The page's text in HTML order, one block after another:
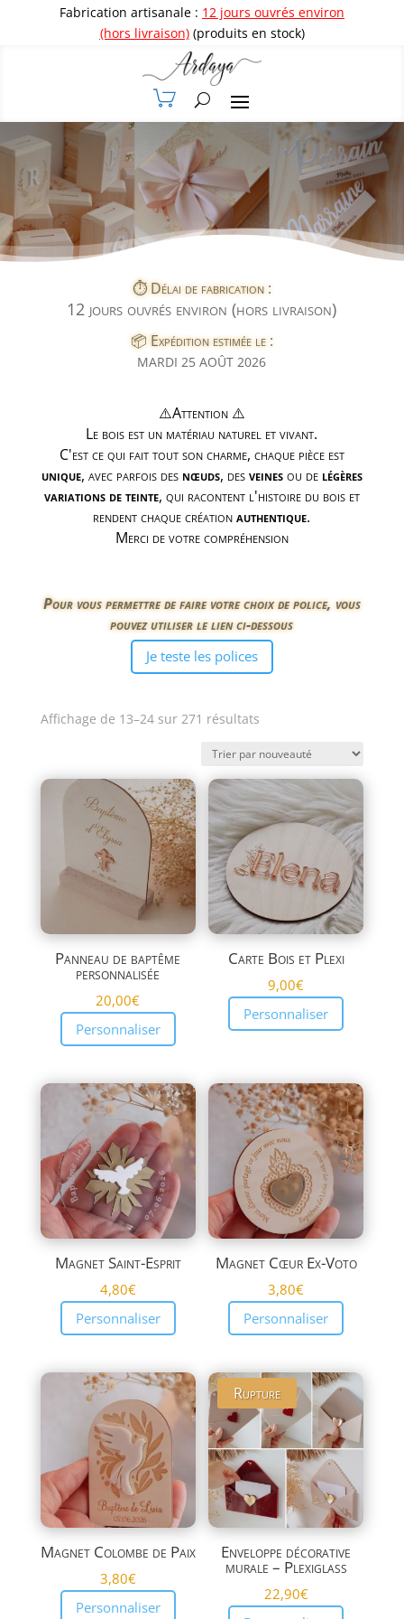
Fabrication artisanale : 12 jours ouvrés environ
(hors livraison)(produits en stock)
⏱️ Délai de fabrication :
12 jours ouvrés environ (hors livraison)
📦 Expédition estimée le :
MARDI 25 AOÛT 2026
⚠️Attention ⚠️
Le bois est un matériau naturel et vivant.
C'est ce qui fait tout son charme, chaque pièce est
unique, avec parfois des nœuds, desveinesou de légères
variations de teinte, qui racontent l'histoire du bois et
rendent chaque créationauthentique.
Merci de votre compréhension
Pour vous permettre de faire votre choix de police, vous
pouvez utiliser le lien ci-dessous
Je teste les polices
Affichage de 13–24 sur 271 résultatsTrié
plus
récent
au
plus
ancien
Panneau de baptême
personnalisée
20,00€
Personnaliser
Carte Bois et Plexi
9,00€
Personnaliser
Magnet Saint-Esprit
4,80€
Personnaliser
Magnet Cœur Ex-Voto
3,80€
Personnaliser
Magnet Colombe de Paix
3,80€
Personnaliser
Rupture
Enveloppe décorative
murale – Plexiglass
22,90€